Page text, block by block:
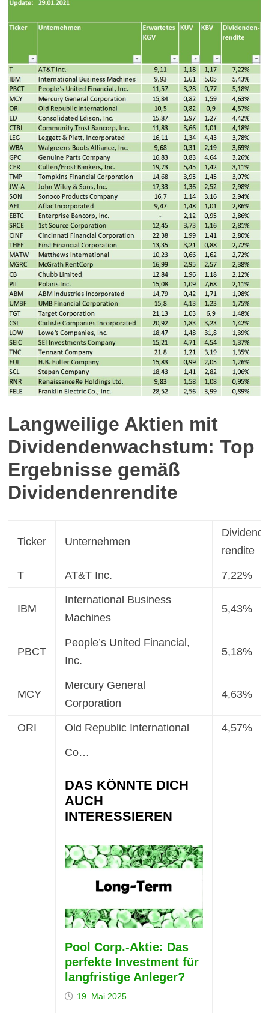
Langweilige Aktien mit
Dividendenwachstum: Top
Ergebnisse gemäß
Dividendenrendite
Ticker Unternehmen
rendite
T AT&T Inc. 7,22%
IBM
International Business
Machines
5,43%
PBCT
People’s United Financial,
Inc.
5,18%
MCY
Mercury General
Corporation
4,63%
ORI Old Republic International 4,57%
Co…
DAS KÖNNTE DICH
AUCH
INTERESSIEREN
Pool Corp.-Aktie: Das
perfekte Investment für
langfristige Anleger?
19. Mai 2025